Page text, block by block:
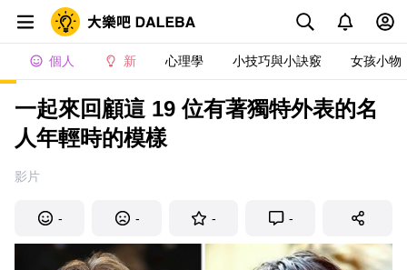
個人 新 心理學 小技巧與小訣竅 女孩小物
一起來回顧這 19 位有著獨特外表的名
人年輕時的模樣
影片
- - - -